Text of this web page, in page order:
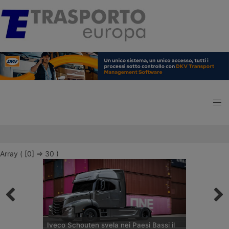
Array ( [0] => 30 )
Iveco Schouten svela nei Paesi Bassi il